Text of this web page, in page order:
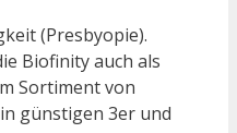
(Presbyopie).
Biofinity auch als
Sortiment von
günstigen 3er und